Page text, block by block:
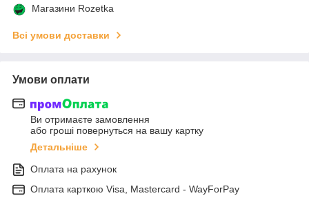
Магазини Rozetka
Всі умови доставки
Умови оплати
Ви отримаєте замовлення
або гроші повернуться на вашу картку
Детальніше
Оплата на рахунок
Оплата карткою Visa, Mastercard - WayForPay